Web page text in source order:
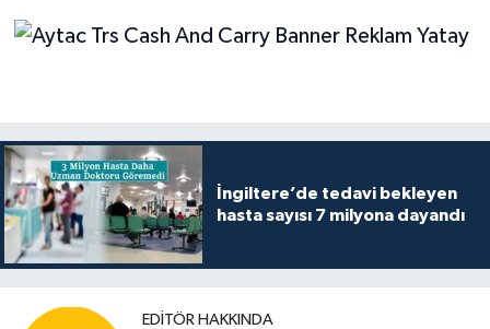
İngiltere’de tedavi bekleyen
hasta sayısı 7 milyona dayandı
EDITÖR HAKKINDA